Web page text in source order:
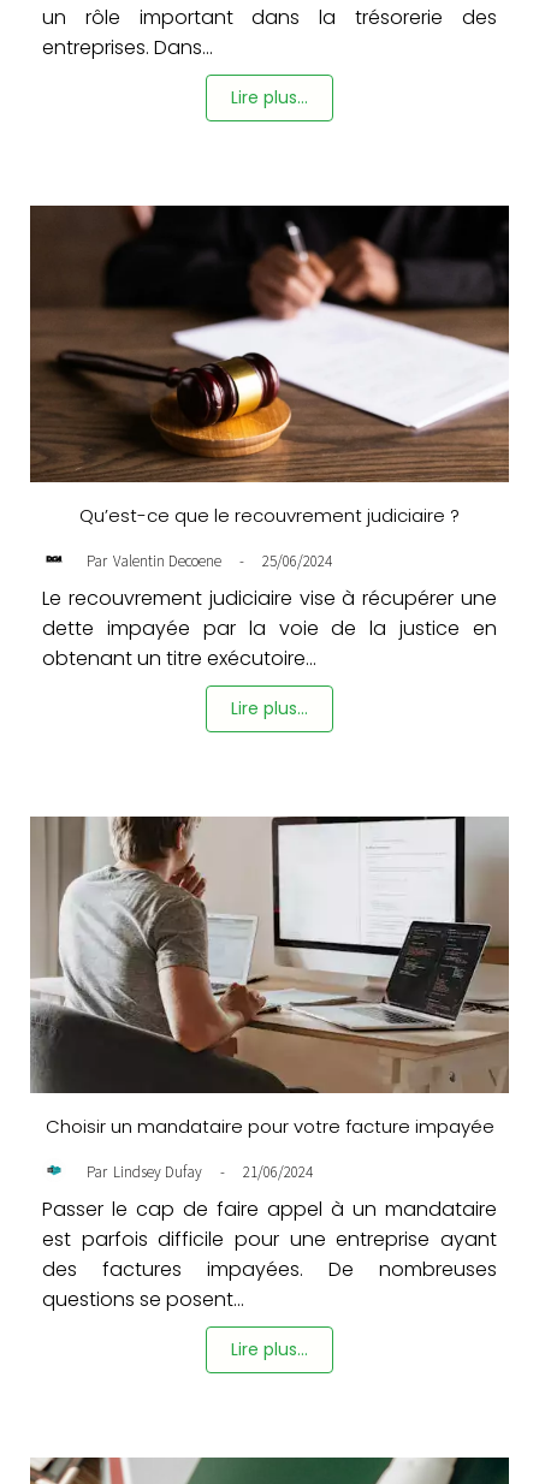
un rôle important dans la trésorerie des
entreprises. Dans...
Lire plus...
Qu’est-ce que le recouvrement judiciaire ?
Par Valentin Decoene - 25/06/2024
Le recouvrement judiciaire vise à récupérer une
dette impayée par la voie de la justice en
obtenant un titre exécutoire...
Lire plus...
Choisir un mandataire pour votre facture impayée
Par Lindsey Dufay - 21/06/2024
Passer le cap de faire appel à un mandataire
est parfois difficile pour une entreprise ayant
des factures impayées. De nombreuses
questions se posent...
Lire plus...